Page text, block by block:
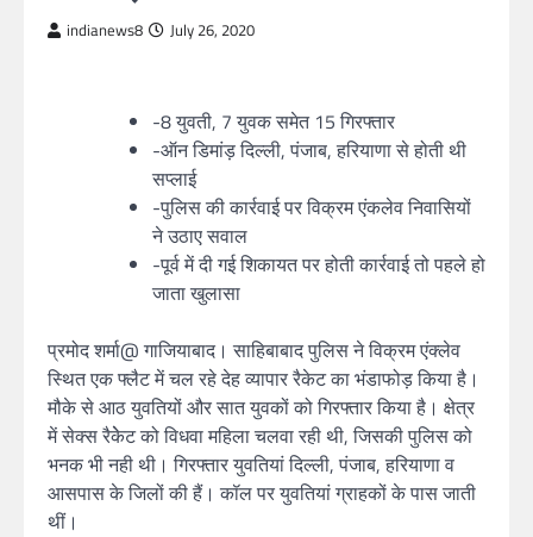
indianews8 July 26, 2020
-8 युवती, 7 युवक समेत 15 गिरफ्तार
-ऑन डिमांड़ दिल्ली, पंजाब, हरियाणा से होती थी
सप्लाई
-पुलिस की कार्रवाई पर विक्रम एंकलेव निवासियों
ने उठाए सवाल
-पूर्व में दी गई शिकायत पर होती कार्रवाई तो पहले हो
जाता खुलासा
प्रमोद शर्मा@ गाजियाबाद। साहिबाबाद पुलिस ने विक्रम एंक्लेव
स्थित एक फ्लैट में चल रहे देह व्यापार रैकेट का भंडाफोड़ किया है।
मौके से आठ युवतियों और सात युवकों को गिरफ्तार किया है। क्षेत्र
में सेक्स रैकेेट को विधवा महिला चलवा रही थी, जिसकी पुलिस को
भनक भी नही थी। गिरफ्तार युवतियां दिल्ली, पंजाब, हरियाणा व
आसपास के जिलों की हैं। कॉल पर युवतियां ग्राहकों के पास जाती
थीं।